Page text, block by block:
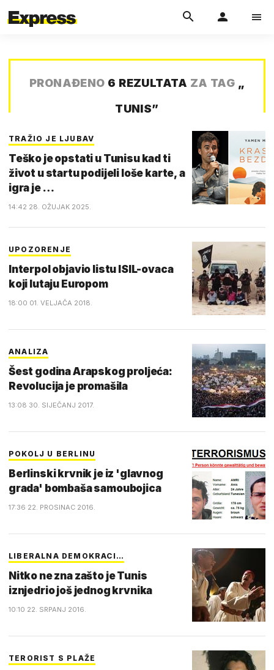
PRONAĐENO 6 REZULTATA ZA TAG „
TUNIS”
TRAŽIO JE LJUBAV
Teško je opstati u Tunisu kad ti
život u startu podijeli loše karte, a
igra je …
14:42 28. OŽUJAK 2025.
UPOZORENJE
Interpol objavio listu ISIL-ovaca
koji lutaju Europom
18:00 01. VELJAČA 2018.
ANALIZA
Šest godina Arapskog proljeća:
Revolucija je promašila
13:08 30. SIJEČANJ 2017.
POKOLJ U BERLINU
Berlinski krvnik je iz 'glavnog
grada' bombaša samoubojica
17:36 22. PROSINAC 2016.
LIBERALNA DEMOKRACI…
Nitko ne zna zašto je Tunis
iznjedrio još jednog krvnika
10:10 22. SRPANJ 2016.
TERORIST S PLAŽE